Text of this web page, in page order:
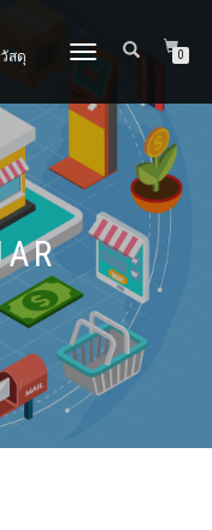
วัสดุ
TOGGLE
0